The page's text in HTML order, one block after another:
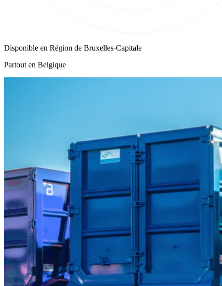
Disponible en Région de Bruxelles-Capitale
Partout en Belgique